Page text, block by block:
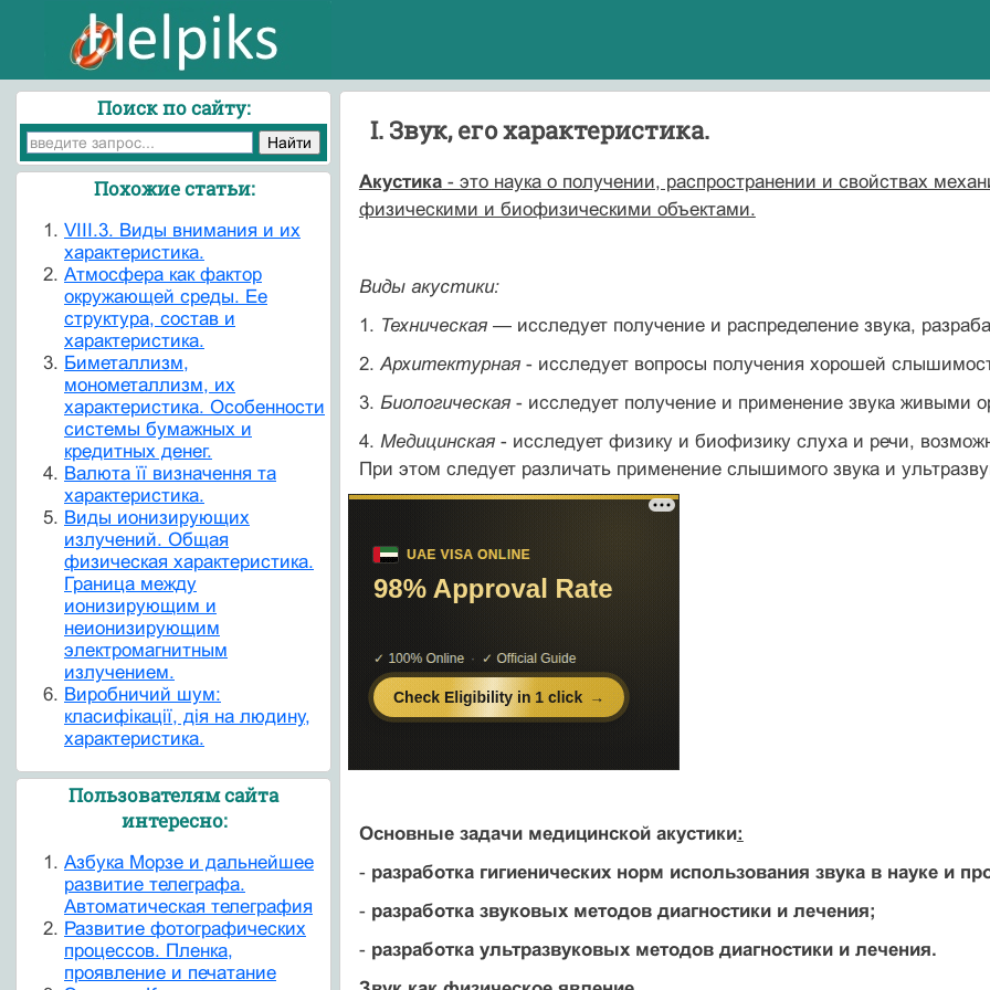
I. Звук, его характеристика.
Акустика- это наука о получении, распространении и свойствах
физическими и биофизическими объектами.
Виды акустики:
1. Техническая— исследует получение и распределение звука,
2. Архитектурная- исследует вопросы получения хорошей
3. Биологическая- исследует получение и применение звука живыми
4. Медицинская- исследует физику и биофизику слуха и речи,
При этом следует различать применение слышимого звука и
Основные задачи медицинской акустики:
- разработка гигиенических норм использования звука в науке и
- разработка звуковых методов диагностики и лечения;
- разработка ультразвуковых методов диагностики и лечения.
Поиск по сайту:
Похожие статьи:
VIII.3. Виды внимания и их
характеристика.
Атмосфера как фактор
окружающей среды. Ее
структура, состав и
характеристика.
Биметаллизм,
монометаллизм, их
характеристика. Особенности
системы бумажных и
кредитных денег.
Валюта її визначення та
характеристика.
Виды ионизирующих
излучений. Общая
физическая характеристика.
Граница между
ионизирующим и
неионизирующим
электромагнитным
излучением.
Виробничий шум:
класифікації, дія на людину,
характеристика.
Пользователям сайта
интересно:
Азбука Морзе и дальнейшее
развитие телеграфа.
Автоматическая телеграфия
Развитие фотографических
процессов. Пленка,
проявление и печатание